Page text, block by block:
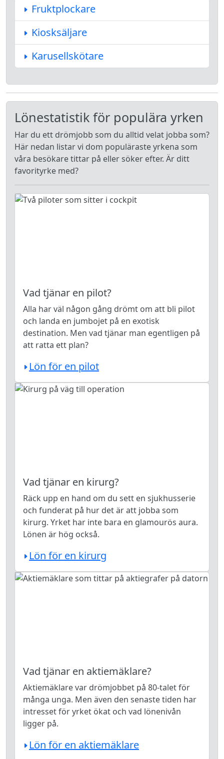
Fruktplockare
Kiosksäljare
Karusellskötare
Lönestatistik för populära yrken
Har du ett drömjobb som du alltid velat jobba som?
Här nedan listar vi dom populäraste yrkena som
våra besökare tittar på eller söker efter. Är ditt
favorityrke med?
Vad tjänar en pilot?
Alla har väl någon gång drömt om att bli pilot
och landa en jumbojet på en exotisk
destination. Men vad tjänar man egentligen på
att ratta ett plan?
Lön för en pilot
Vad tjänar en kirurg?
Räck upp en hand om du sett en sjukhusserie
och funderat på hur det är att jobba som
kirurg. Yrket har inte bara en glamourös aura.
Lönen är hög också.
Lön för en kirurg
Vad tjänar en aktiemäklare?
Aktiemäklare var drömjobbet på 80-talet för
många unga. Men även den senaste tiden har
intresset för yrket ökat och vad lönenivån
ligger på.
Lön för en aktiemäklare